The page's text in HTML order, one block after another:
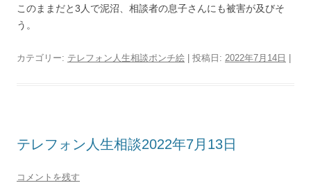
このままだと3人で泥沼、相談者の息子さんにも被害が及びそ
う。
カテゴリー: テレフォン人生相談ポンチ絵 | 投稿日: 2022年7月14日
テレフォン人生相談2022年7月13日
コメントを残す